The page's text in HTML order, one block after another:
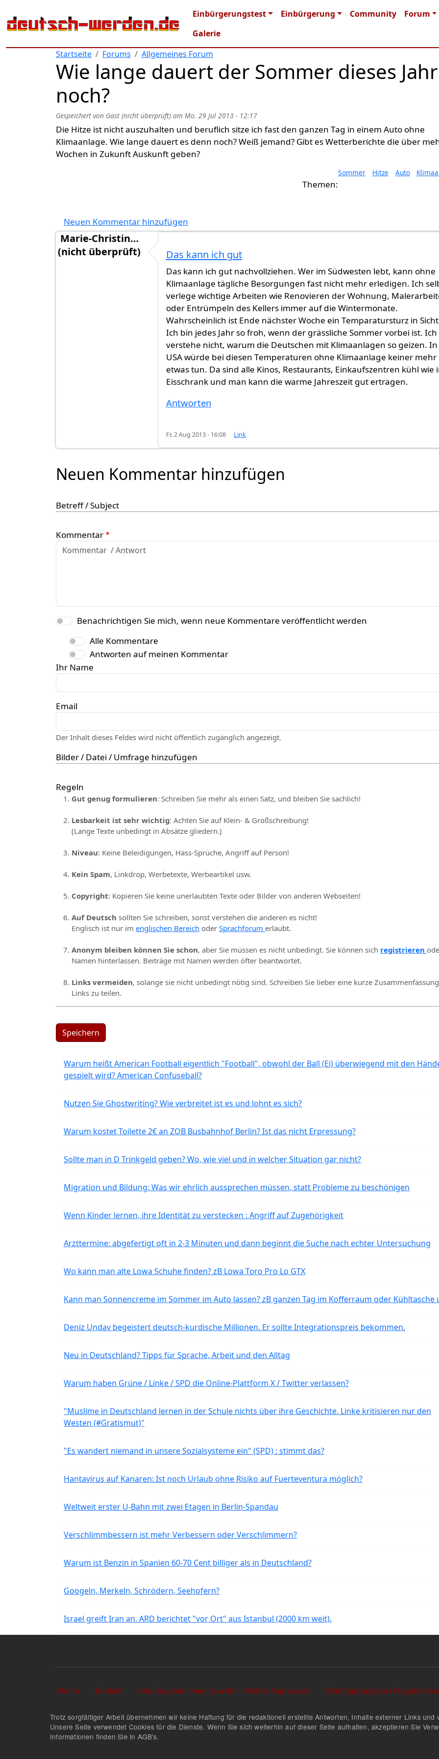
Main navigation
Einbürgerungstest Einbürgerung Community
Forum
Galerie
Startseite
Forums Allgemeines Forum
Wie lange dauert der Sommer dieses Jahr
noch?
Gespeichert von Gast (nicht überprüft) am Mo. 29 Jul 2013 - 12:17
Die Hitze ist nicht auszuhalten und beruflich sitze ich fast den ganzen Tag in einem Auto ohne
Klimaanlage. Wie lange dauert es denn noch? Weiß jemand? Gibt es Wetterberichte die über
Wochen in Zukunft Auskunft geben?
Sommer Hitze Auto
Neuen Kommentar hinzufügen
Marie-Christin…
(nicht überprüft)
Das kann ich gut
Das kann ich gut nachvollziehen. Wer im Südwesten lebt, kann ohne
Klimaanlage tägliche Besorgungen fast nicht mehr erledigen. Ich
verlege wichtige Arbeiten wie Renovieren der Wohnung,
oder Entrümpeln des Kellers immer auf die Wintermonate.
Wahrscheinlich ist Ende nächster Woche ein Temparatursturz in
Ich bin jedes Jahr so froh, wenn der grässliche Sommer vorbei ist. Ich
verstehe nicht, warum die Deutschen mit Klimaanlagen so geizen. In
USA würde bei diesen Temperaturen ohne Klimaanlage keiner mehr
etwas tun. Da sind alle Kinos, Restaurants, Einkaufszentren kühl wie
Eisschrank und man kann die warme Jahreszeit gut ertragen.
Antworten
Fr. 2 Aug 2013 - 16:08 Link
Neuen Kommentar hinzufügen
Betreff / Subject
Kommentar
Benachrichtigen Sie mich, wenn neue Kommentare veröffentlicht werden
Alle Kommentare
Antworten auf meinen Kommentar
Ihr Name
Email
Der Inhalt dieses Feldes wird nicht öffentlich zugänglich angezeigt.
Bilder / Datei / Umfrage hinzufügen
Regeln
Gut genug formulieren: Schreiben Sie mehr als einen Satz, und bleiben Sie sachlich!
Lesbarkeit ist sehr wichtig: Achten Sie auf Klein- & Großschreibung!
(Lange Texte unbedingt in Absätze gliedern.)
Niveau: Keine Beleidigungen, Hass-Sprüche, Angriff auf Person!
Kein Spam, Linkdrop, Werbetexte, Werbeartikel usw.
Copyright: Kopieren Sie keine unerlaubten Texte oder Bilder von anderen Webseiten!
Auf Deutsch sollten Sie schreiben, sonst verstehen die anderen es nicht!
Englisch ist nur im englischen Bereich oder Sprachforum erlaubt.
Anonym bleiben können Sie schon, aber Sie müssen es nicht unbedingt. Sie können sich registrieren
Namen hinterlassen. Beiträge mit Namen werden öfter beantwortet.
Links vermeiden, solange sie nicht unbedingt nötig sind. Schreiben Sie lieber eine kurze
Links zu teilen.
Speichern
Warum heißt American Football eigentlich "Football", obwohl der Ball (Ei) überwiegend mit den
gespielt wird? American Confuseball?
Nutzen Sie Ghostwriting? Wie verbreitet ist es und lohnt es sich?
Warum kostet Toilette 2€ an ZOB Busbahnhof Berlin? Ist das nicht Erpressung?
Sollte man in D Trinkgeld geben? Wo, wie viel und in welcher Situation gar nicht?
Migration und Bildung: Was wir ehrlich aussprechen müssen, statt Probleme zu beschönigen
Wenn Kinder lernen, ihre Identität zu verstecken : Angriff auf Zugehörigkeit
Arzttermine: abgefertigt oft in 2-3 Minuten und dann beginnt die Suche nach echter Untersuchung
Wo kann man alte Lowa Schuhe finden? zB Lowa Toro Pro Lo GTX
Kann man Sonnencreme im Sommer im Auto lassen? zB ganzen Tag im Kofferraum oder Kühltasche
Deniz Undav begeistert deutsch-kurdische Millionen. Er sollte Integrationspreis bekommen.
Neu in Deutschland? Tipps für Sprache, Arbeit und den Alltag
Warum haben Grüne / Linke / SPD die Online-Plattform X / Twitter verlassen?
"Muslime in Deutschland lernen in der Schule nichts über ihre Geschichte. Linke kritisieren nur den
Westen (#Gratismut)"
"Es wandert niemand in unsere Sozialsysteme ein" (SPD) : stimmt das?
Hantavirus auf Kanaren: Ist noch Urlaub ohne Risiko auf Fuerteventura möglich?
Weltweit erster U-Bahn mit zwei Etagen in Berlin-Spandau
Verschlimmbessern ist mehr Verbessern oder Verschlimmern?
Warum ist Benzin in Spanien 60-70 Cent billiger als in Deutschland?
Googeln, Merkeln, Schrödern, Seehofern?
Israel greift Iran an. ARD berichtet "vor Ort" aus Istanbul (2000 km weit).
Sekundärlinks
Home Kontakt Alle Angaben ohne Gewähr! | AGB & Impressum Einbürgerungstest
Trotz sorgfältiger Arbeit übernehmen wir keine Haftung für die redaktionell erstellte Antworten, Inhalte externer Links
Unsere Seite verwendet Cookies für die Dienste. Wenn Sie sich weiterhin auf dieser Seite aufhalten, akzeptieren Sie
Informationen finden Sie in AGB's.